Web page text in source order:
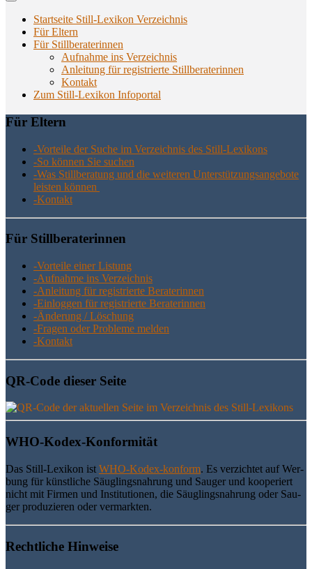
Startseite Still-Lexikon Verzeichnis
Für Eltern
Für Stillberaterinnen
Aufnahme ins Verzeichnis
Anlei­tung für regis­trier­te Stillberaterinnen
Kon­takt
Zum Still-Lexikon Infoportal
Für Eltern
-Vor­tei­le der Suche im Ver­zeich­nis des Still-Lexikons
-So kön­nen Sie suchen
-Was Still­be­ra­tung und die wei­te­ren Unter­stüt­zungs­an­ge­bo­te
leis­ten können
-Kon­takt
Für Still­be­ra­te­rin­nen
-Vor­tei­le einer Listung
-Auf­nah­me ins Verzeichnis
-Anlei­tung für regis­trier­te Beraterinnen
-Ein­log­gen für regis­trier­te Beraterinnen
-Ände­rung / Löschung
-Fra­gen oder Pro­ble­me melden
-Kon­takt
QR-Code die­ser Seite
WHO-Kodex-Kon­for­mi­tät
Das Still-Lexi­kon ist WHO-Kodex-kon­form. Es ver­zich­tet auf Wer­
bung für künst­li­che Säug­lings­nah­rung und Sau­ger und koope­riert
nicht mit Fir­men und Insti­tu­tio­nen, die Säug­lings­nah­rung oder Sau­
ger pro­du­zie­ren oder vermarkten.
Recht­li­che Hinweise